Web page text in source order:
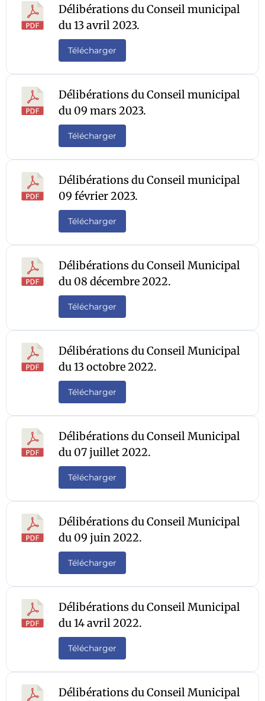
Délibérations du Conseil municipal
du 13 avril 2023.
Télécharger
Délibérations du Conseil municipal
du 09 mars 2023.
Télécharger
Délibérations du Conseil municipal
09 février 2023.
Télécharger
Délibérations du Conseil Municipal
du 08 décembre 2022.
Télécharger
Délibérations du Conseil Municipal
du 13 octobre 2022.
Télécharger
Délibérations du Conseil Municipal
du 07 juillet 2022.
Télécharger
Délibérations du Conseil Municipal
du 09 juin 2022.
Télécharger
Délibérations du Conseil Municipal
du 14 avril 2022.
Télécharger
Délibérations du Conseil Municipal